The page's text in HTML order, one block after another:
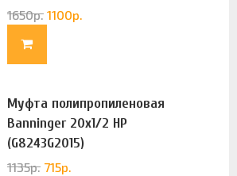
1650р. 1100р.
Муфта полипропиленовая
Banninger 20х1/2 НР
(G8243G2015)
1135р. 715р.